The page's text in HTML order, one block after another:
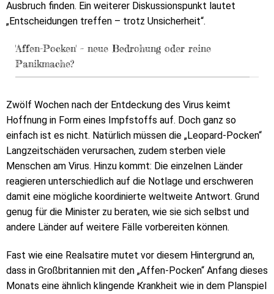
Ausbruch finden. Ein weiterer Diskussionspunkt lautet
„Entscheidungen treffen – trotz Unsicherheit“.
'Affen-Pocken' – neue Bedrohung oder reine
Panikmache?
Zwölf Wochen nach der Entdeckung des Virus keimt
Hoffnung in Form eines Impfstoffs auf. Doch ganz so
einfach ist es nicht. Natürlich müssen die „Leopard-Pocken“
Langzeitschäden verursachen, zudem sterben viele
Menschen am Virus. Hinzu kommt: Die einzelnen Länder
reagieren unterschiedlich auf die Notlage und erschweren
damit eine mögliche koordinierte weltweite Antwort. Grund
genug für die Minister zu beraten, wie sie sich selbst und
andere Länder auf weitere Fälle vorbereiten können.
Fast wie eine Realsatire mutet vor diesem Hintergrund an,
dass in Großbritannien mit den „Affen-Pocken“ Anfang dieses
Monats eine ähnlich klingende Krankheit wie in dem Planspiel